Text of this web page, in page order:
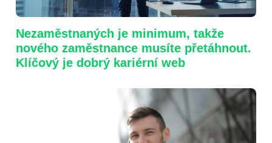
Nezaměstnaných je minimum, takže
nového zaměstnance musíte přetáhnout.
Klíčový je dobrý kariérní web